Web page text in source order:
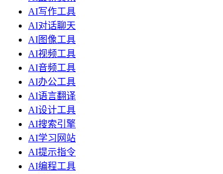
AI写作工具
AI对话聊天
AI图像工具
AI视频工具
AI音频工具
AI办公工具
AI语言翻译
AI设计工具
AI搜索引擎
AI学习网站
AI提示指令
AI编程工具